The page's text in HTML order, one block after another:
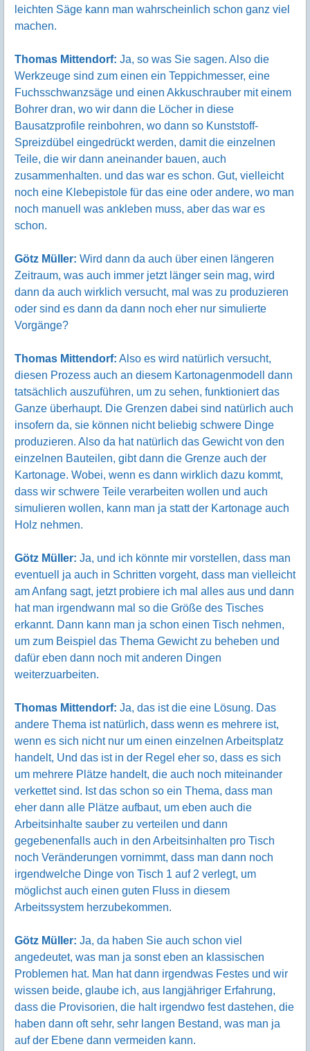
leichten Säge kann man wahrscheinlich schon ganz viel
machen.
Thomas Mittendorf: Ja, so was Sie sagen. Also die
Werkzeuge sind zum einen ein Teppichmesser, eine
Fuchsschwanzsäge und einen Akkuschrauber mit einem
Bohrer dran, wo wir dann die Löcher in diese
Bausatzprofile reinbohren, wo dann so Kunststoff-
Spreizdübel eingedrückt werden, damit die einzelnen
Teile, die wir dann aneinander bauen, auch
zusammenhalten. und das war es schon. Gut, vielleicht
noch eine Klebepistole für das eine oder andere, wo man
noch manuell was ankleben muss, aber das war es
schon.
Götz Müller: Wird dann da auch über einen längeren
Zeitraum, was auch immer jetzt länger sein mag, wird
dann da auch wirklich versucht, mal was zu produzieren
oder sind es dann da dann noch eher nur simulierte
Vorgänge?
Thomas Mittendorf: Also es wird natürlich versucht,
diesen Prozess auch an diesem Kartonagenmodell dann
tatsächlich auszuführen, um zu sehen, funktioniert das
Ganze überhaupt. Die Grenzen dabei sind natürlich auch
insofern da, sie können nicht beliebig schwere Dinge
produzieren. Also da hat natürlich das Gewicht von den
einzelnen Bauteilen, gibt dann die Grenze auch der
Kartonage. Wobei, wenn es dann wirklich dazu kommt,
dass wir schwere Teile verarbeiten wollen und auch
simulieren wollen, kann man ja statt der Kartonage auch
Holz nehmen.
Götz Müller: Ja, und ich könnte mir vorstellen, dass man
eventuell ja auch in Schritten vorgeht, dass man vielleicht
am Anfang sagt, jetzt probiere ich mal alles aus und dann
hat man irgendwann mal so die Größe des Tisches
erkannt. Dann kann man ja schon einen Tisch nehmen,
um zum Beispiel das Thema Gewicht zu beheben und
dafür eben dann noch mit anderen Dingen
weiterzuarbeiten.
Thomas Mittendorf: Ja, das ist die eine Lösung. Das
andere Thema ist natürlich, dass wenn es mehrere ist,
wenn es sich nicht nur um einen einzelnen Arbeitsplatz
handelt, Und das ist in der Regel eher so, dass es sich
um mehrere Plätze handelt, die auch noch miteinander
verkettet sind. Ist das schon so ein Thema, dass man
eher dann alle Plätze aufbaut, um eben auch die
Arbeitsinhalte sauber zu verteilen und dann
gegebenenfalls auch in den Arbeitsinhalten pro Tisch
noch Veränderungen vornimmt, dass man dann noch
irgendwelche Dinge von Tisch 1 auf 2 verlegt, um
möglichst auch einen guten Fluss in diesem
Arbeitssystem herzubekommen.
Götz Müller: Ja, da haben Sie auch schon viel
angedeutet, was man ja sonst eben an klassischen
Problemen hat. Man hat dann irgendwas Festes und wir
wissen beide, glaube ich, aus langjähriger Erfahrung,
dass die Provisorien, die halt irgendwo fest dastehen, die
haben dann oft sehr, sehr langen Bestand, was man ja
auf der Ebene dann vermeiden kann.